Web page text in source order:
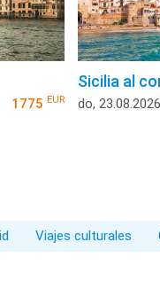
1775EUR
Sicilia al
do, 23.08.2026
Viajes culturales